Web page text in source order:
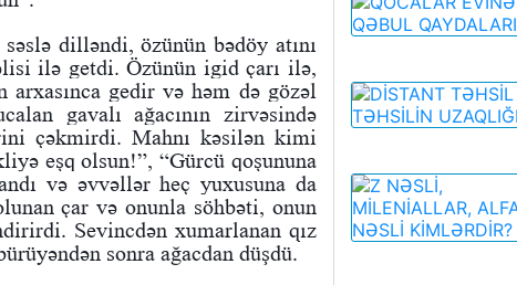
dilləndi, özünün bədöy atını
ilə getdi. Özünün igid çarı ilə,
gedir və həm də gözəl
gavalı ağacının zirvəsində
çəkmirdi. Mahnı kəsilən kimi
eşq olsun!”, “Gürcü qoşununa
və əvvəllər heç yuxusuna da
çar və onunla söhbəti, onun
Sevincdən xumarlanan qız
sonra ağacdan düşdü.